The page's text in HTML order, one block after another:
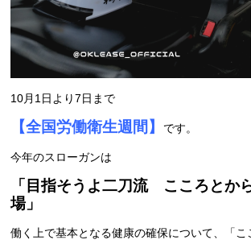
10月1日より7日まで
【全国労働衛生週間】 です。
今年のスローガンは
「目指そうよ二刀流 こころとか
場」
働く上で基本となる健康の確保について、「こ